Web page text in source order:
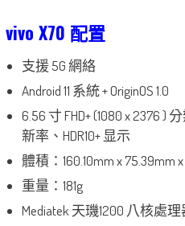
vivo X70 配置
支援 5G 網絡
Android 11 系統 + OriginOS 1.0
6.56 寸 FHD+ (1080 x 2376 )
新率、HDR10+ 显示
體積：160.10mm x 75.39mm
重量：181g
Mediatek 天璣1200 八核處理